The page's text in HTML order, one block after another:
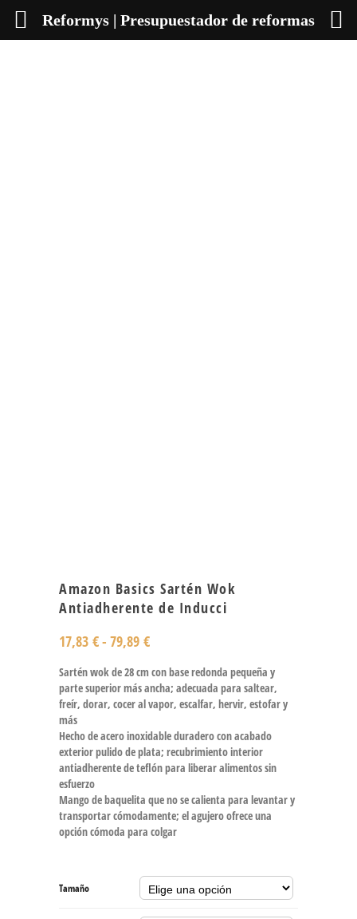
Amazon Basics Sartén Wok
Antiadherente de Inducci
17,83 €- 79,89 €
Sartén wok de 28 cm con base redonda pequeña y
parte superior más ancha; adecuada para saltear,
freír, dorar, cocer al vapor, escalfar, hervir, estofar y
más
Hecho de acero inoxidable duradero con acabado
exterior pulido de plata; recubrimiento interior
antiadherente de teflón para liberar alimentos sin
esfuerzo
Mango de baquelita que no se calienta para levantar y
transportar cómodamente; el agujero ofrece una
opción cómoda para colgar
Tamaño
Reformys | Presupuestador de reformas